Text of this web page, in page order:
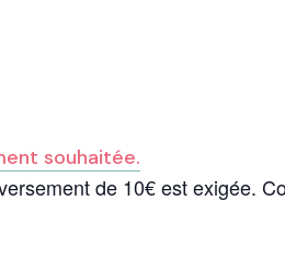
souhaitée.
de 10€ est exigée.